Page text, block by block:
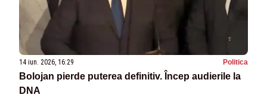
14 iun. 2026, 16:29 Politica
Bolojan pierde puterea definitiv. Încep audierile la
DNA